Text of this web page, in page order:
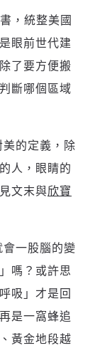
，統整美國
眼前世代建
了要方便搬
斷哪個區域
的定義，除
人，眼睛的
文末與欣寶
一股腦的變
嗎？或許思
吸」才是回
是一窩蜂追
黃金地段越